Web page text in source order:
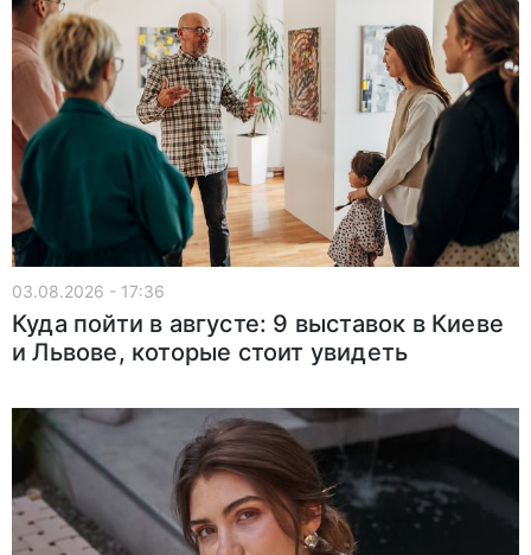
03.08.2026 - 17:36
Куда пойти в августе: 9 выставок в Киеве
и Львове, которые стоит увидеть